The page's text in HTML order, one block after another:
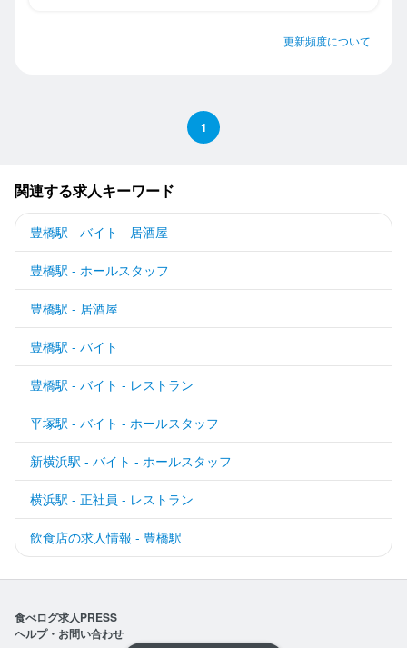
更新頻度について
1
関連する求人キーワード
豊橋駅 - バイト - 居酒屋
豊橋駅 - ホールスタッフ
豊橋駅 - 居酒屋
豊橋駅 - バイト
豊橋駅 - バイト - レストラン
平塚駅 - バイト - ホールスタッフ
新横浜駅 - バイト - ホールスタッフ
横浜駅 - 正社員 - レストラン
飲食店の求人情報 - 豊橋駅
食べログ求人PRESS
ヘルプ・お問い合わせ